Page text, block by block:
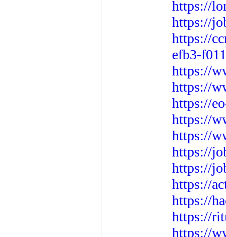
https://
https://
https://
efb3-
https://
https://
https://
https://
https://
https://
https://
https://
https://
https://
https://